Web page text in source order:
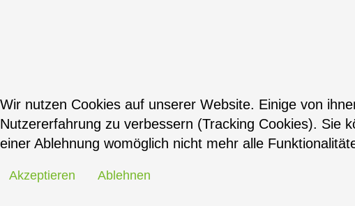
Wir nutzen Cookies auf unserer Website. Einige von
Nutzererfahrung zu verbessern (Tracking Cookies). Sie
einer Ablehnung womöglich nicht mehr alle
Akzeptieren Ablehnen